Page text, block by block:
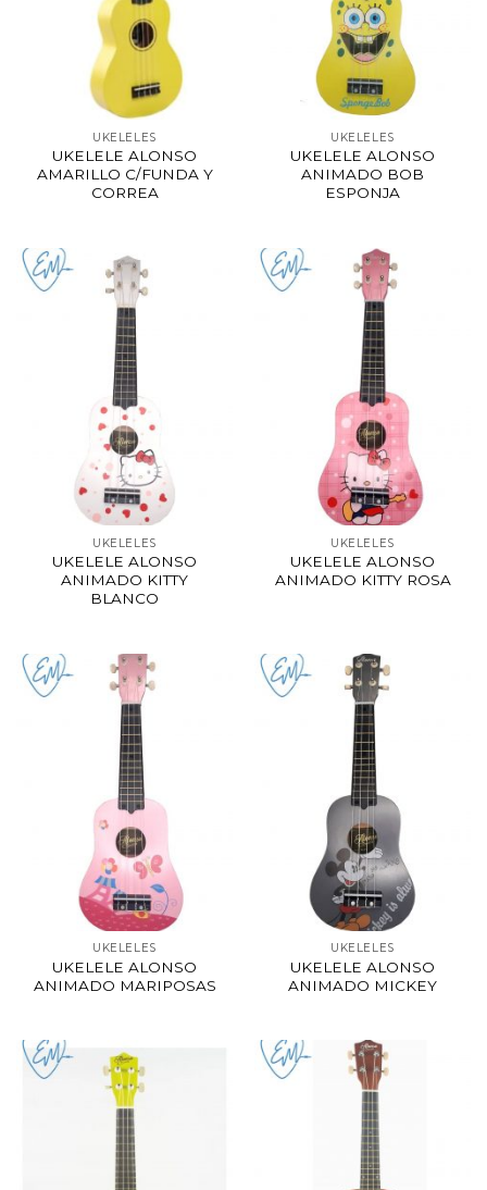
UKELELES
UKELELE ALONSO
AMARILLO C/FUNDA Y
CORREA
UKELELES
UKELELE ALONSO
ANIMADO BOB
ESPONJA
UKELELES
UKELELE ALONSO
ANIMADO KITTY
BLANCO
UKELELES
UKELELE ALONSO
ANIMADO KITTY ROSA
UKELELES
UKELELE ALONSO
ANIMADO MARIPOSAS
UKELELES
UKELELE ALONSO
ANIMADO MICKEY